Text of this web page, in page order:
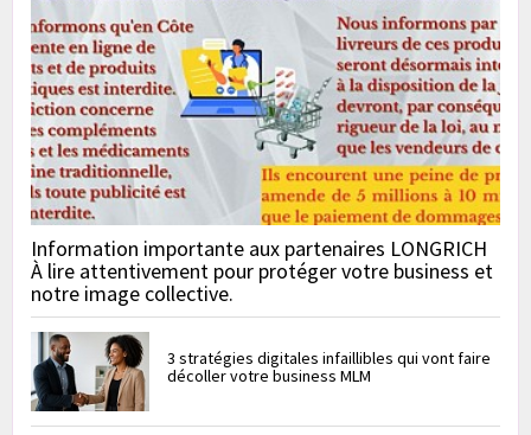
Information importante aux partenaires LONGRICH
À lire attentivement pour protéger votre business et
notre image collective.
3 stratégies digitales infaillibles qui vont faire
décoller votre business MLM